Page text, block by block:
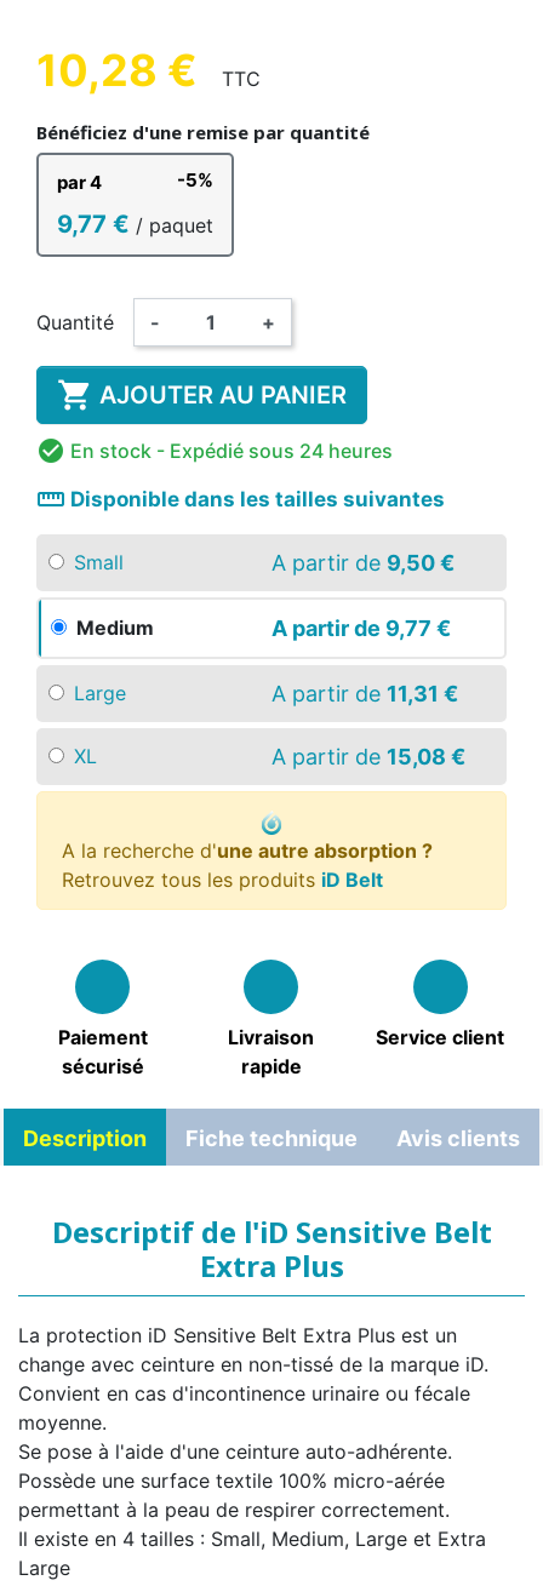
10,28 € TTC
Bénéficiez d'une remise par quantité
par 4 -5%
9,77 € / paquet
Quantité - +
 AJOUTER AU PANIER
 En stock - Expédié sous 24 heures
straighten Disponible dans les tailles suivantes
Small A partir de 9,50 €
Medium A partir de 9,77 €
Large A partir de 11,31 €
XL A partir de 15,08 €
A la recherche d'une autre absorption ?
Retrouvez tous les produits iD Belt
Paiement
sécurisé
Livraison
rapide
Service client
Description Fiche technique Avis clients
Descriptif de l'iD Sensitive Belt
Extra Plus
La protection iD Sensitive Belt Extra Plus est un
change avec ceinture en non-tissé de la marque iD.
Convient en cas d'incontinence urinaire ou fécale
moyenne.
Se pose à l'aide d'une ceinture auto-adhérente.
Possède une surface textile 100% micro-aérée
permettant à la peau de respirer correctement.
Il existe en 4 tailles : Small, Medium, Large et Extra
Large